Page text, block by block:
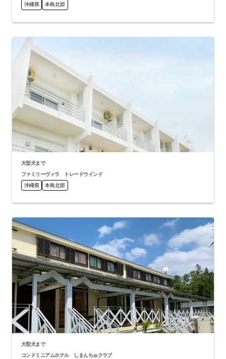
沖縄県
本島北部
大型犬まで
ファミリーヴィラ トレードウインド
沖縄県
本島北部
大型犬まで
コンドミニアムホテル しまんちゅクラブ